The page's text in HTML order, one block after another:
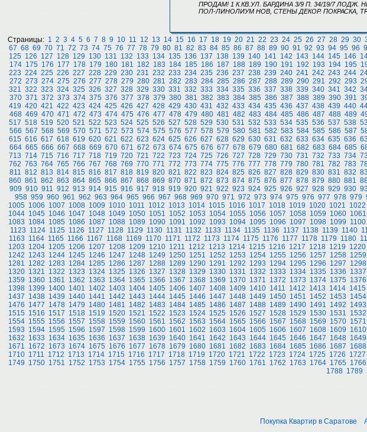
ПРОДАМ! 1 К.КВ.УЛ. БАРДИНА 3/9 П. 34/19/7 ЛОДЖ.
ПОЛ-ЛИНОЛИУМ НОВ, СТЕНЫ ДЕКОР. ПОКРАСКА,
Страницы: 1 2 3 4 5 6 7 8 9 10 11 12 13 14 15 16 17 18 19 20 21 22 23 24 25 26 27 28 29 30
67 68 69 70 71 72 73 74 75 76 77 78 79 80 81 82 83 84 85 86 87 88 89 90 91 92 93 94 95 96
125 126 127 128 129 130 131 132 133 134 135 136 137 138 139 140 141 142 143 144 145 146
174 175 176 177 178 179 180 181 182 183 184 185 186 187 188 189 190 191 192 193 194 195
223 224 225 226 227 228 229 230 231 232 233 234 235 236 237 238 239 240 241 242 243 244
272 273 274 275 276 277 278 279 280 281 282 283 284 285 286 287 288 289 290 291 292 293
321 322 323 324 325 326 327 328 329 330 331 332 333 334 335 336 337 338 339 340 341 342
370 371 372 373 374 375 376 377 378 379 380 381 382 383 384 385 386 387 388 389 390 391
419 420 421 422 423 424 425 426 427 428 429 430 431 432 433 434 435 436 437 438 439 440
468 469 470 471 472 473 474 475 476 477 478 479 480 481 482 483 484 485 486 487 488 489
517 518 519 520 521 522 523 524 525 526 527 528 529 530 531 532 533 534 535 536 537 538
566 567 568 569 570 571 572 573 574 575 576 577 578 579 580 581 582 583 584 585 586 587
615 616 617 618 619 620 621 622 623 624 625 626 627 628 629 630 631 632 633 634 635 636
664 665 666 667 668 669 670 671 672 673 674 675 676 677 678 679 680 681 682 683 684 685
713 714 715 716 717 718 719 720 721 722 723 724 725 726 727 728 729 730 731 732 733 734
762 763 764 765 766 767 768 769 770 771 772 773 774 775 776 777 778 779 780 781 782 783
811 812 813 814 815 816 817 818 819 820 821 822 823 824 825 826 827 828 829 830 831 832
860 861 862 863 864 865 866 867 868 869 870 871 872 873 874 875 876 877 878 879 880 881
909 910 911 912 913 914 915 916 917 918 919 920 921 922 923 924 925 926 927 928 929 930
958 959 960 961 962 963 964 965 966 967 968 969 970 971 972 973 974 975 976 977 978 979
1005 1006 1007 1008 1009 1010 1011 1012 1013 1014 1015 1016 1017 1018 1019 1020 1021 1022
1044 1045 1046 1047 1048 1049 1050 1051 1052 1053 1054 1055 1056 1057 1058 1059 1060 1061
1083 1084 1085 1086 1087 1088 1089 1090 1091 1092 1093 1094 1095 1096 1097 1098 1099 1100
1123 1124 1125 1126 1127 1128 1129 1130 1131 1132 1133 1134 1135 1136 1137 1138 1139 1140
1163 1164 1165 1166 1167 1168 1169 1170 1171 1172 1173 1174 1175 1176 1177 1178 1179 1180
1203 1204 1205 1206 1207 1208 1209 1210 1211 1212 1213 1214 1215 1216 1217 1218 1219 1220
1242 1243 1244 1245 1246 1247 1248 1249 1250 1251 1252 1253 1254 1255 1256 1257 1258 1259
1281 1282 1283 1284 1285 1286 1287 1288 1289 1290 1291 1292 1293 1294 1295 1296 1297 1298
1320 1321 1322 1323 1324 1325 1326 1327 1328 1329 1330 1331 1332 1333 1334 1335 1336 1337
1359 1360 1361 1362 1363 1364 1365 1366 1367 1368 1369 1370 1371 1372 1373 1374 1375 1376
1398 1399 1400 1401 1402 1403 1404 1405 1406 1407 1408 1409 1410 1411 1412 1413 1414 1415
1437 1438 1439 1440 1441 1442 1443 1444 1445 1446 1447 1448 1449 1450 1451 1452 1453 1454
1476 1477 1478 1479 1480 1481 1482 1483 1484 1485 1486 1487 1488 1489 1490 1491 1492 1493
1515 1516 1517 1518 1519 1520 1521 1522 1523 1524 1525 1526 1527 1528 1529 1530 1531 1532
1554 1555 1556 1557 1558 1559 1560 1561 1562 1563 1564 1565 1566 1567 1568 1569 1570 1571
1593 1594 1595 1596 1597 1598 1599 1600 1601 1602 1603 1604 1605 1606 1607 1608 1609 1610
1632 1633 1634 1635 1636 1637 1638 1639 1640 1641 1642 1643 1644 1645 1646 1647 1648 1649
1671 1672 1673 1674 1675 1676 1677 1678 1679 1680 1681 1682 1683 1684 1685 1686 1687 1688
1710 1711 1712 1713 1714 1715 1716 1717 1718 1719 1720 1721 1722 1723 1724 1725 1726 1727
1749 1750 1751 1752 1753 1754 1755 1756 1757 1758 1759 1760 1761 1762 1763 1764 1765 1766
1788 1789
Покупка Квартир в Саратове